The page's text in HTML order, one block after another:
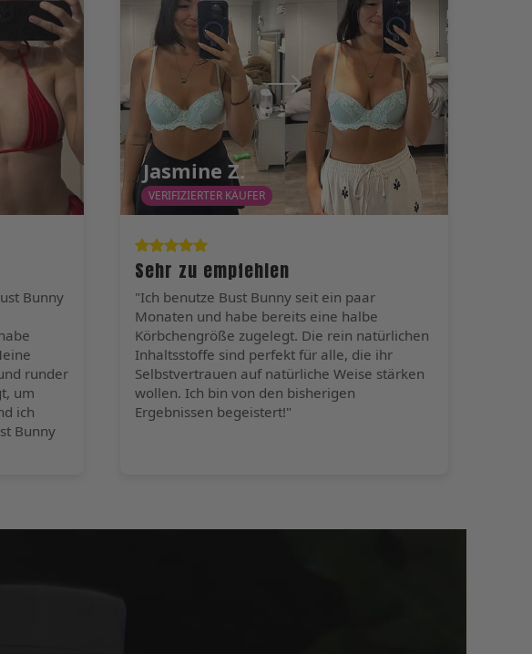
Bunny
runder
um
ich
Bunny
Jasmine Z.
VERIFIZIERTER KÄUFER
Sehr zu empfehlen
"Ich benutze Bust Bunny seit ein paar
Monaten und habe bereits eine halbe
Körbchengröße zugelegt. Die rein natürlichen
Inhaltsstoffe sind perfekt für alle, die ihr
Selbstvertrauen auf natürliche Weise stärken
wollen. Ich bin von den bisherigen
Ergebnissen begeistert!"